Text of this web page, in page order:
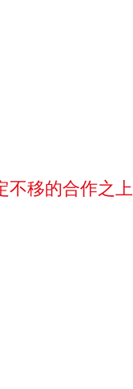
不移的合作之上